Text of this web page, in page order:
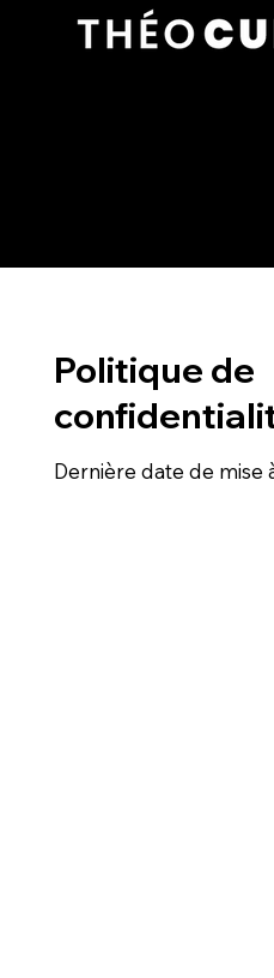
Politique de
Dernière date de mise